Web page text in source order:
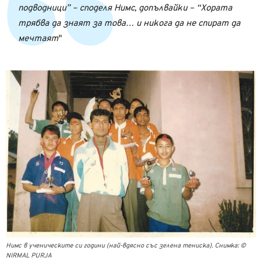
подводници” – споделя Нимс, допълвайки – “Хората
трябва да знаят за това… и никога да не спират да
мечтаят
Нимс в ученическите си години (най-вдясно със зелена тениска). Снимка: ©
NIRMAL PURJA